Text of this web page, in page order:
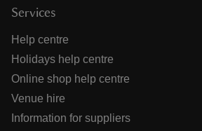
Services
Help centre
Holidays help centre
Online shop help centre
Venue hire
Information for suppliers